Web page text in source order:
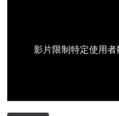
影片限制特定使用